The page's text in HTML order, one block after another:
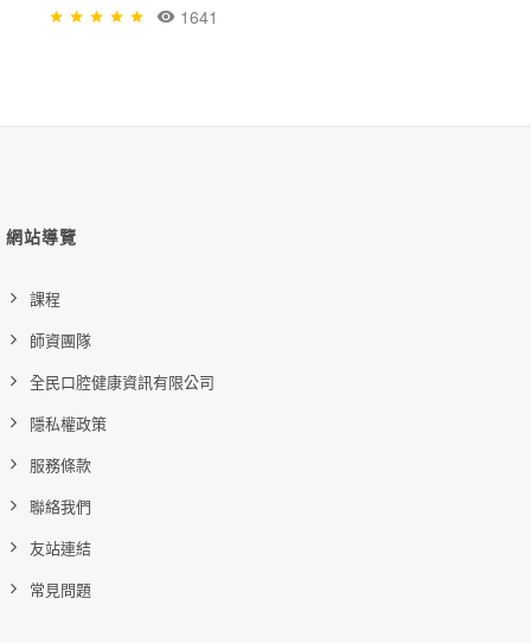
1641
網站導覽
課程
師資團隊
全民口腔健康資訊有限公司
隱私權政策
服務條款
聯絡我們
友站連結
常見問題